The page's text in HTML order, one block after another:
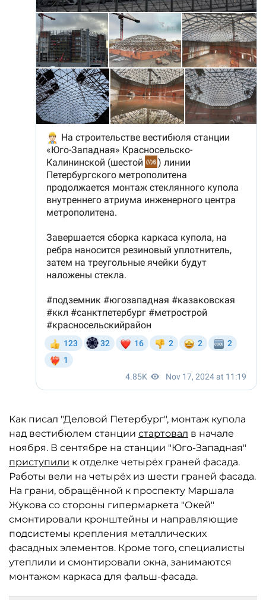
Как писал "Деловой Петербург", монтаж купола
над вестибюлем станции стартовал в начале
ноября. В сентябре на станции "Юго-Западная"
приступили к отделке четырёх граней фасада.
Работы вели на четырёх из шести граней фасада.
На грани, обращённой к проспекту Маршала
Жукова со стороны гипермаркета "Окей"
смонтировали кронштейны и направляющие
подсистемы крепления металлических
фасадных элементов. Кроме того, специалисты
утеплили и смонтировали окна, занимаются
монтажом каркаса для фальш-фасада.